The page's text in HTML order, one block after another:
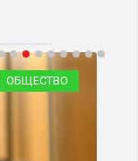
ОБЩЕСТВО